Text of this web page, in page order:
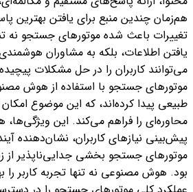
هم‌زمان چندین منبع برای یافتن بهترین
تغییرات باعث شده موتورهای جستجو نه
یافتن اطلاعات، بلکه به مشاوران
می‌توانند کاربران را در حل مشکلات
موتورهای جستجو با استفاده از هوش
طبیعی پیدا کرده‌اند، که این موضوع
محاوره‌ای را فراهم می‌کند. این ویژگی‌ها،
پیش‌بینی نیازهای کاربران، نشان‌دهنده
موتورهای جستجو بخشی جدایی‌ناپذیر از
بود. هوش مصنوعی نه تنها تجربه کاربر را